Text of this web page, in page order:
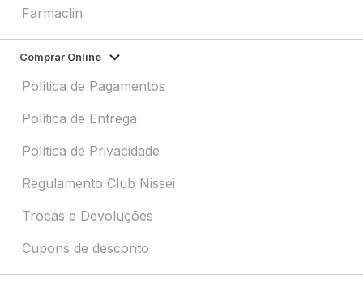
Farmaclin
Comprar Online
Política de Pagamentos
Política de Entrega
Política de Privacidade
Regulamento Club Nissei
Trocas e Devoluções
Cupons de desconto